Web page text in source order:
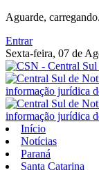
Aguarde,
Entrar
Sexta-feira, 07 de
Início
Notícias
Paraná
Santa Catarina